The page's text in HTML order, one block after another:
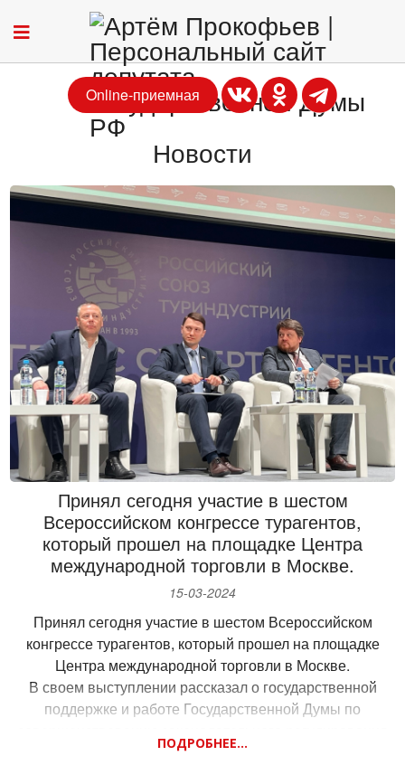
Online-приемная
Новости
Принял сегодня участие в шестом
Всероссийском конгрессе турагентов,
который прошел на площадке Центра
международной торговли в Москве.
15-03-2024
Принял сегодня участие в шестом Всероссийском
конгрессе турагентов, который прошел на площадке
Центра международной торговли в Москве.
В своем выступлении рассказал о государственной
поддержке и работе Государственной Думы по
туристической отрасли.
ПОДРОБНЕЕ...